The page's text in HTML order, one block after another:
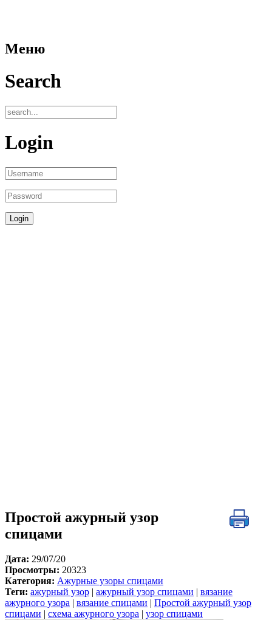
Меню
Search
Login
Простой ажурный узор
спицами
Дата: 29/07/20
Просмотры: 20323
Категория: Ажурные узоры спицами
Теги: ажурный узор ажурный узор спицами
вязание
ажурного узора
вязание спицами
Простой ажурный узор
спицами
схема ажурного узора узор спицами